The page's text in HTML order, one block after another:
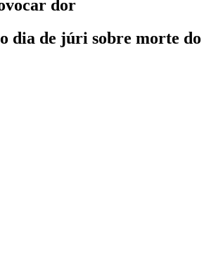
dor
de júri sobre morte